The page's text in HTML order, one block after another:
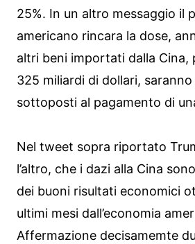
25%. In un altro messaggio il
americano rincara la dose,
altri beni importati dalla Cina,
325 miliardi di dollari,
sottoposti al pagamento di
Nel tweet sopra riportato
l’altro, che i dazi alla Cina
dei buoni risultati economici
ultimi mesi dall’economia
Affermazione decisamemte